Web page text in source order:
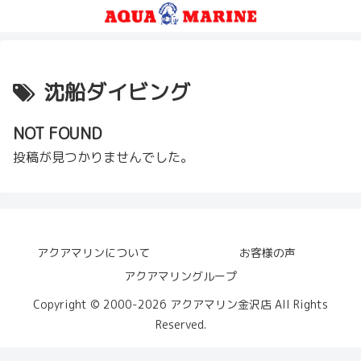
沈船ダイビング
NOT FOUND
投稿が見つかりませんでした。
アクアマリンについて
お客様の声
アクアマリングループ
Copyright © 2000-2026 アクアマリン金沢店 All Rights
Reserved.